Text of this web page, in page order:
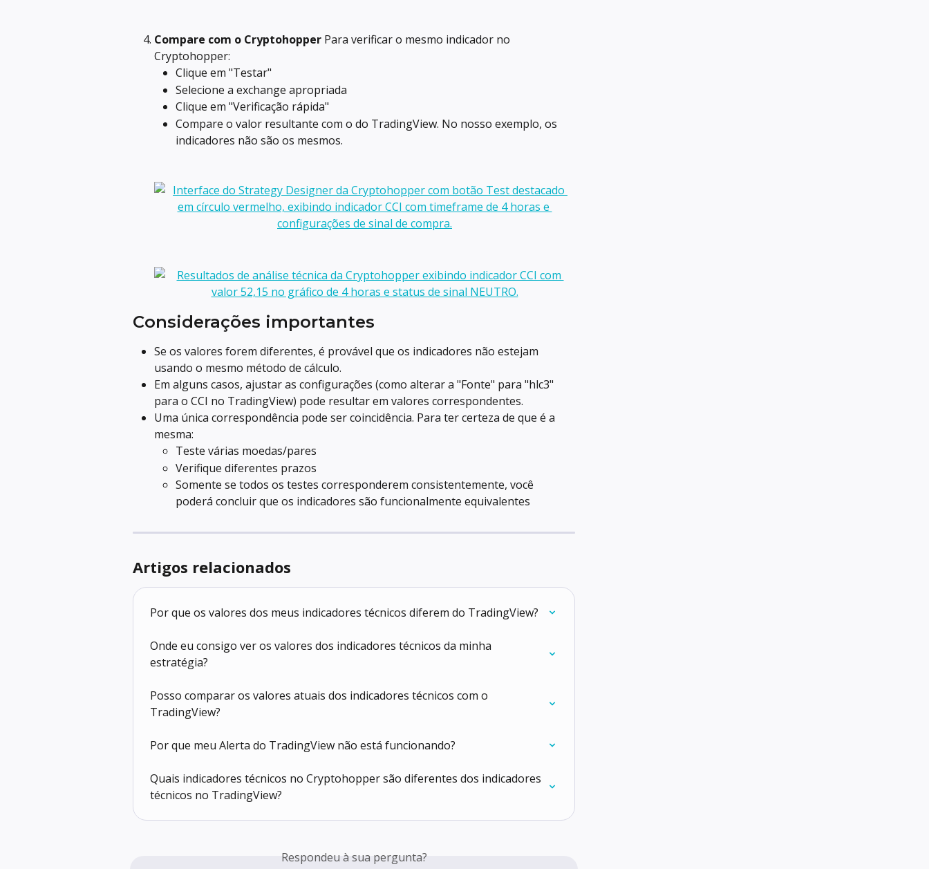
Compare com o Cryptohopper Para verificar o mesmo indicador no
Cryptohopper:
Clique em "Testar"
Selecione a exchange apropriada
Clique em "Verificação rápida"
Compare o valor resultante com o do TradingView. No nosso exemplo, os
indicadores não são os mesmos.
Considerações importantes
Se os valores forem diferentes, é provável que os indicadores não estejam
usando o mesmo método de cálculo.
Em alguns casos, ajustar as configurações (como alterar a "Fonte" para "hlc3"
para o CCI no TradingView) pode resultar em valores correspondentes.
Uma única correspondência pode ser coincidência. Para ter certeza de que é a
mesma:
Teste várias moedas/pares
Verifique diferentes prazos
Somente se todos os testes corresponderem consistentemente, você
poderá concluir que os indicadores são funcionalmente equivalentes
Artigos relacionados
Por que os valores dos meus indicadores técnicos diferem do TradingView?
Onde eu consigo ver os valores dos indicadores técnicos da minha
estratégia?
Posso comparar os valores atuais dos indicadores técnicos com o
TradingView?
Por que meu Alerta do TradingView não está funcionando?
Quais indicadores técnicos no Cryptohopper são diferentes dos indicadores
técnicos no TradingView?
Respondeu à sua pergunta?